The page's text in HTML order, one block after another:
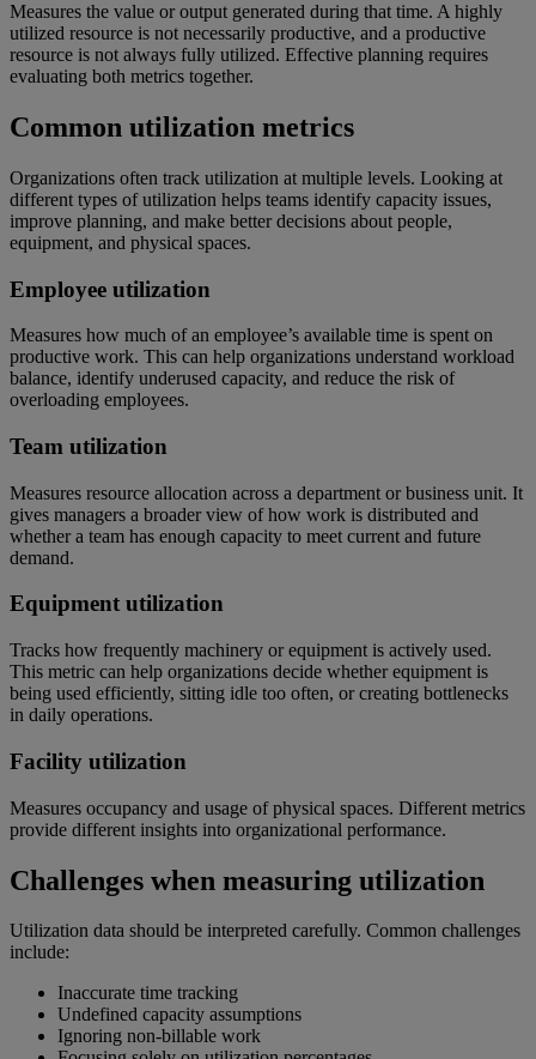
Measures the value or output generated during that time. A highly
utilized resource is not necessarily productive, and a productive
resource is not always fully utilized. Effective planning requires
evaluating both metrics together.
Common utilization metrics
Organizations often track utilization at multiple levels. Looking at
different types of utilization helps teams identify capacity issues,
improve planning, and make better decisions about people,
equipment, and physical spaces.
Employee utilization
Measures how much of an employee’s available time is spent on
productive work. This can help organizations understand workload
balance, identify underused capacity, and reduce the risk of
overloading employees.
Team utilization
Measures resource allocation across a department or business unit. It
gives managers a broader view of how work is distributed and
whether a team has enough capacity to meet current and future
demand.
Equipment utilization
Tracks how frequently machinery or equipment is actively used.
This metric can help organizations decide whether equipment is
being used efficiently, sitting idle too often, or creating bottlenecks
in daily operations.
Facility utilization
Measures occupancy and usage of physical spaces. Different metrics
provide different insights into organizational performance.
Challenges when measuring utilization
Utilization data should be interpreted carefully. Common challenges
include:
Inaccurate time tracking
Undefined capacity assumptions
Ignoring non-billable work